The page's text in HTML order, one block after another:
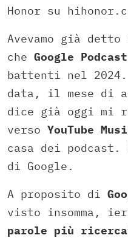
Honor su
Avevamo già
che Google Podcast
battenti nel 2024.
data, il mese di
dice già oggi mi
verso YouTube
casa dei podcast.
di Google.
A proposito di
visto insomma,
parole più